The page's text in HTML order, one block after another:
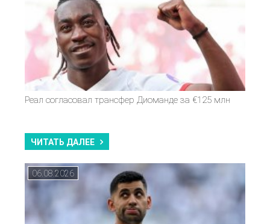
Реал согласовал трансфер Диоманде за €125 млн
ЧИТАТЬ ДАЛЕЕ
06.08.2026